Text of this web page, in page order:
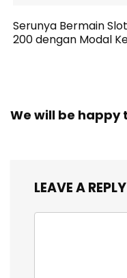
Serunya Bermain
200 dengan Modal
We will be happy
LEAVE A REPLY